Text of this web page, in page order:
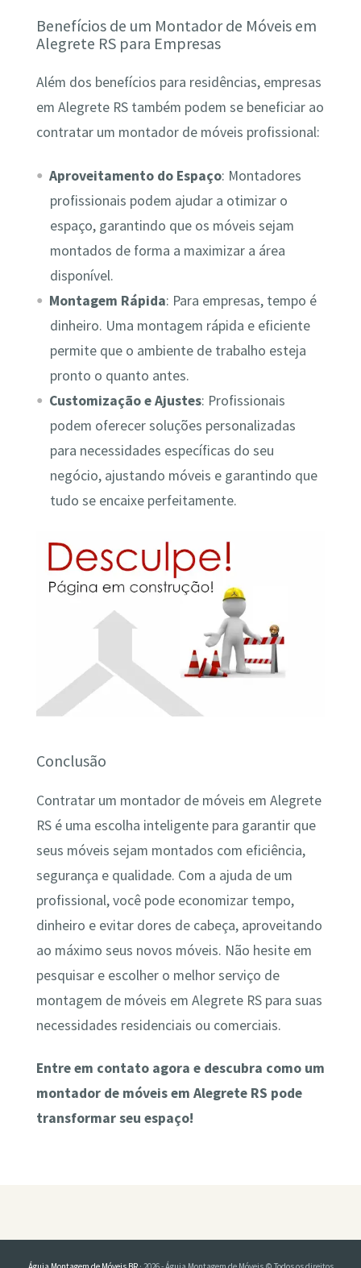
Benefícios de um Montador de Móveis em
Alegrete RS para Empresas
Além dos benefícios para residências, empresas
em Alegrete RS também podem se beneficiar ao
contratar um montador de móveis profissional:
Aproveitamento do Espaço: Montadores
profissionais podem ajudar a otimizar o
espaço, garantindo que os móveis sejam
montados de forma a maximizar a área
disponível.
Montagem Rápida: Para empresas, tempo é
dinheiro. Uma montagem rápida e eficiente
permite que o ambiente de trabalho esteja
pronto o quanto antes.
Customização e Ajustes: Profissionais
podem oferecer soluções personalizadas
para necessidades específicas do seu
negócio, ajustando móveis e garantindo que
tudo se encaixe perfeitamente.
Conclusão
Contratar um montador de móveis em Alegrete
RS é uma escolha inteligente para garantir que
seus móveis sejam montados com eficiência,
segurança e qualidade. Com a ajuda de um
profissional, você pode economizar tempo,
dinheiro e evitar dores de cabeça, aproveitando
ao máximo seus novos móveis. Não hesite em
pesquisar e escolher o melhor serviço de
montagem de móveis em Alegrete RS para suas
necessidades residenciais ou comerciais.
Entre em contato agora e descubra como um
montador de móveis em Alegrete RS pode
transformar seu espaço!